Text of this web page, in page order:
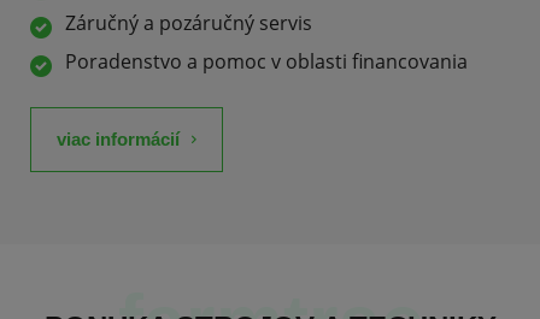
Záručný a pozáručný servis
Poradenstvo a pomoc v oblasti financovania
viac informácií